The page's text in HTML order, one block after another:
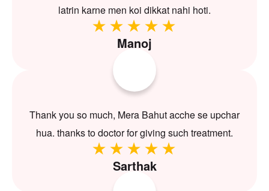
latrin karne men koi dikkat nahi hoti.
Manoj
Thank you so much, Mera Bahut acche se upchar
hua. thanks to doctor for giving such treatment.
Sarthak